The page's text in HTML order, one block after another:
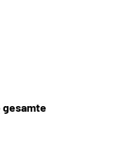
gesamte